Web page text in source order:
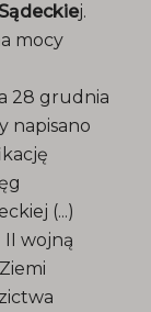
j.
mocy
28 grudnia
napisano
(...)
wojną